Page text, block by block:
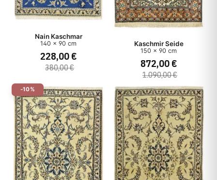
Nain Kaschmar
140 x 90 cm
228,00 €
380,00 €
Kaschmir Seide
150 x 90 cm
872,00 €
1.090,00 €
-10%